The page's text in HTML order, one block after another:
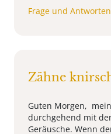
Frage und
Zähne
Guten Morgen,
durchgehend mit
Geräusche. Wenn